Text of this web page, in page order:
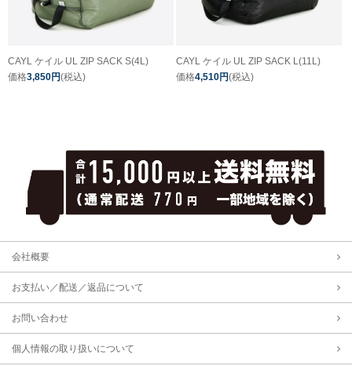
CAYL ケイル UL ZIP SACK S(4L)
価格3,850円(税込)
CAYL ケイル UL ZIP SACK L(11L)
価格4,510円(税込)
会社概要
お支払い／配送／返品について
お問い合わせ
個人情報の取り扱いについて